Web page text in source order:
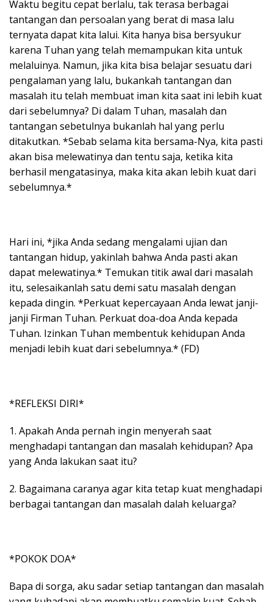
Waktu begitu cepat berlalu, tak terasa berbagai
tantangan dan persoalan yang berat di masa lalu
ternyata dapat kita lalui. Kita hanya bisa bersyukur
karena Tuhan yang telah memampukan kita untuk
melaluinya. Namun, jika kita bisa belajar sesuatu dari
pengalaman yang lalu, bukankah tantangan dan
masalah itu telah membuat iman kita saat ini lebih kuat
dari sebelumnya? Di dalam Tuhan, masalah dan
tantangan sebetulnya bukanlah hal yang perlu
ditakutkan. *Sebab selama kita bersama-Nya, kita pasti
akan bisa melewatinya dan tentu saja, ketika kita
berhasil mengatasinya, maka kita akan lebih kuat dari
sebelumnya.*
Hari ini, *jika Anda sedang mengalami ujian dan
tantangan hidup, yakinlah bahwa Anda pasti akan
dapat melewatinya.* Temukan titik awal dari masalah
itu, selesaikanlah satu demi satu masalah dengan
kepada dingin. *Perkuat kepercayaan Anda lewat janji-
janji Firman Tuhan. Perkuat doa-doa Anda kepada
Tuhan. Izinkan Tuhan membentuk kehidupan Anda
menjadi lebih kuat dari sebelumnya.* (FD)
*REFLEKSI DIRI*
1. Apakah Anda pernah ingin menyerah saat
menghadapi tantangan dan masalah kehidupan? Apa
yang Anda lakukan saat itu?
2. Bagaimana caranya agar kita tetap kuat menghadapi
berbagai tantangan dan masalah dalah keluarga?
*POKOK DOA*
Bapa di sorga, aku sadar setiap tantangan dan masalah